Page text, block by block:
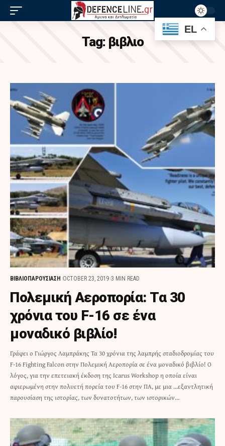
Tag: βιβλιο
ΒΙΒΛΙΟΠΑΡΟΥΣΙΑΣΗ OCTOBER 23, 2019 3 MIN READ
Πολεμική Αεροπορία: Τα 30
χρόνια του F-16 σε ένα
μοναδικό βιβλίο!
Γράφει ο Γιώργος Λαμπράκης Τα 30 χρόνια της λαμπρής σταδιοδρομίας του
F-16 Fighting Falcon στην Πολεμική Αεροπορία σε ένα μοναδικό βιβλίο! Ο
λόγος, για την επετειακή έκδοση της Icarus Workshop η οποία είναι
αφιερωμένη στην πολυετή πορεία του F-16 στην ΠΑ, με μια ...εξαντλητική
παρουσίαση της ιστορίας, των δυνατοτήτων, των ιστορικών…
EL